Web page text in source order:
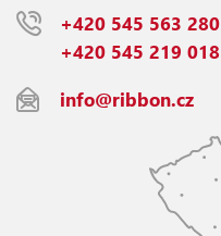
+420 545 563 280
+420 545 219 018
info@ribbon.cz